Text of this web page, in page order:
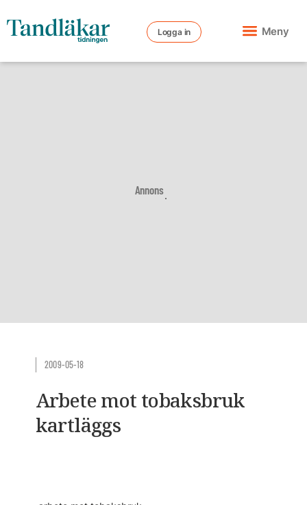
Logga in Meny
Annons
2009-05-18
Arbete mot tobaksbruk
kartläggs